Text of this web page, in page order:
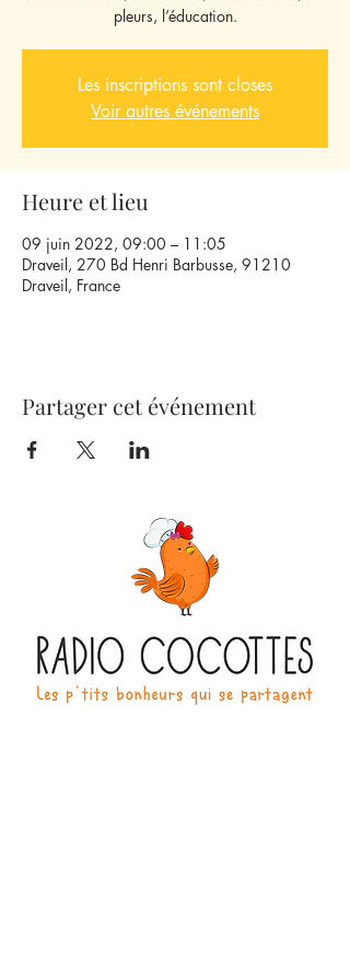
pleurs, l’éducation.
Les inscriptions sont closes
Voir autres événements
Heure et lieu
09 juin 2022, 09:00 – 11:05
Draveil, 270 Bd Henri Barbusse, 91210
Draveil, France
Partager cet événement